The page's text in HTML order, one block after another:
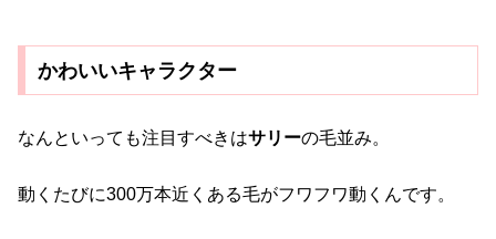
かわいいキャラクター
なんといっても注目すべきはサリーの毛並み。
動くたびに300万本近くある毛がフワフワ動くんです。